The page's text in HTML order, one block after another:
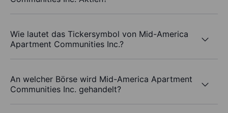
Wie lautet das Tickersymbol von Mid-America
Apartment Communities Inc.?
An welcher Börse wird Mid-America Apartment
Communities Inc. gehandelt?